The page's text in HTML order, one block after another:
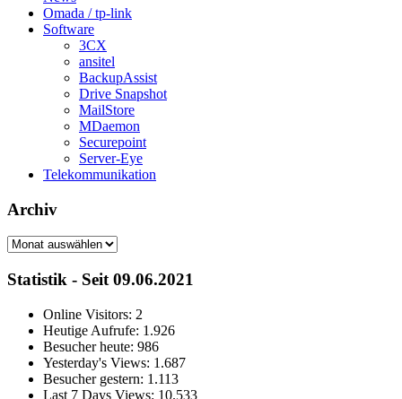
Omada / tp-link
Software
3CX
ansitel
BackupAssist
Drive Snapshot
MailStore
MDaemon
Securepoint
Server-Eye
Telekommunikation
Archiv
Archiv
Statistik - Seit 09.06.2021
Online Visitors: 2
Heutige Aufrufe: 1.926
Besucher heute: 986
Yesterday's Views: 1.687
Besucher gestern: 1.113
Last 7 Days Views: 10.533